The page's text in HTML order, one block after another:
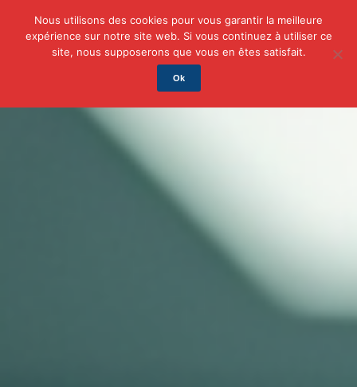
Auto/Moto Business Famille Finance
Nous utilisons des cookies pour vous garantir la meilleure
expérience sur notre site web. Si vous continuez à utiliser ce
site, nous supposerons que vous en êtes satisfait.
Ok